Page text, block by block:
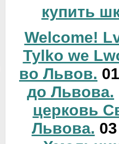
купить
Welcome!
Tylko we
во Львов.
до Львова.
церковь
Львова.